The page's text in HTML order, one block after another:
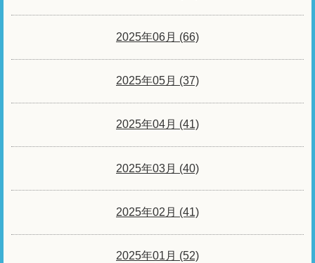
2025年06月 (66)
2025年05月 (37)
2025年04月 (41)
2025年03月 (40)
2025年02月 (41)
2025年01月 (52)